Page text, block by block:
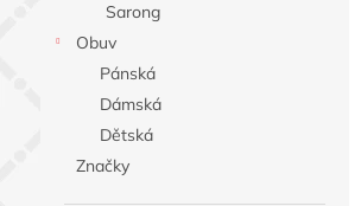
Sarong
Obuv
Pánská
Dámská
Dětská
Značky